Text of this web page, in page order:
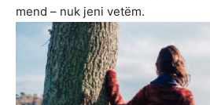
mend – nuk jeni vetëm.